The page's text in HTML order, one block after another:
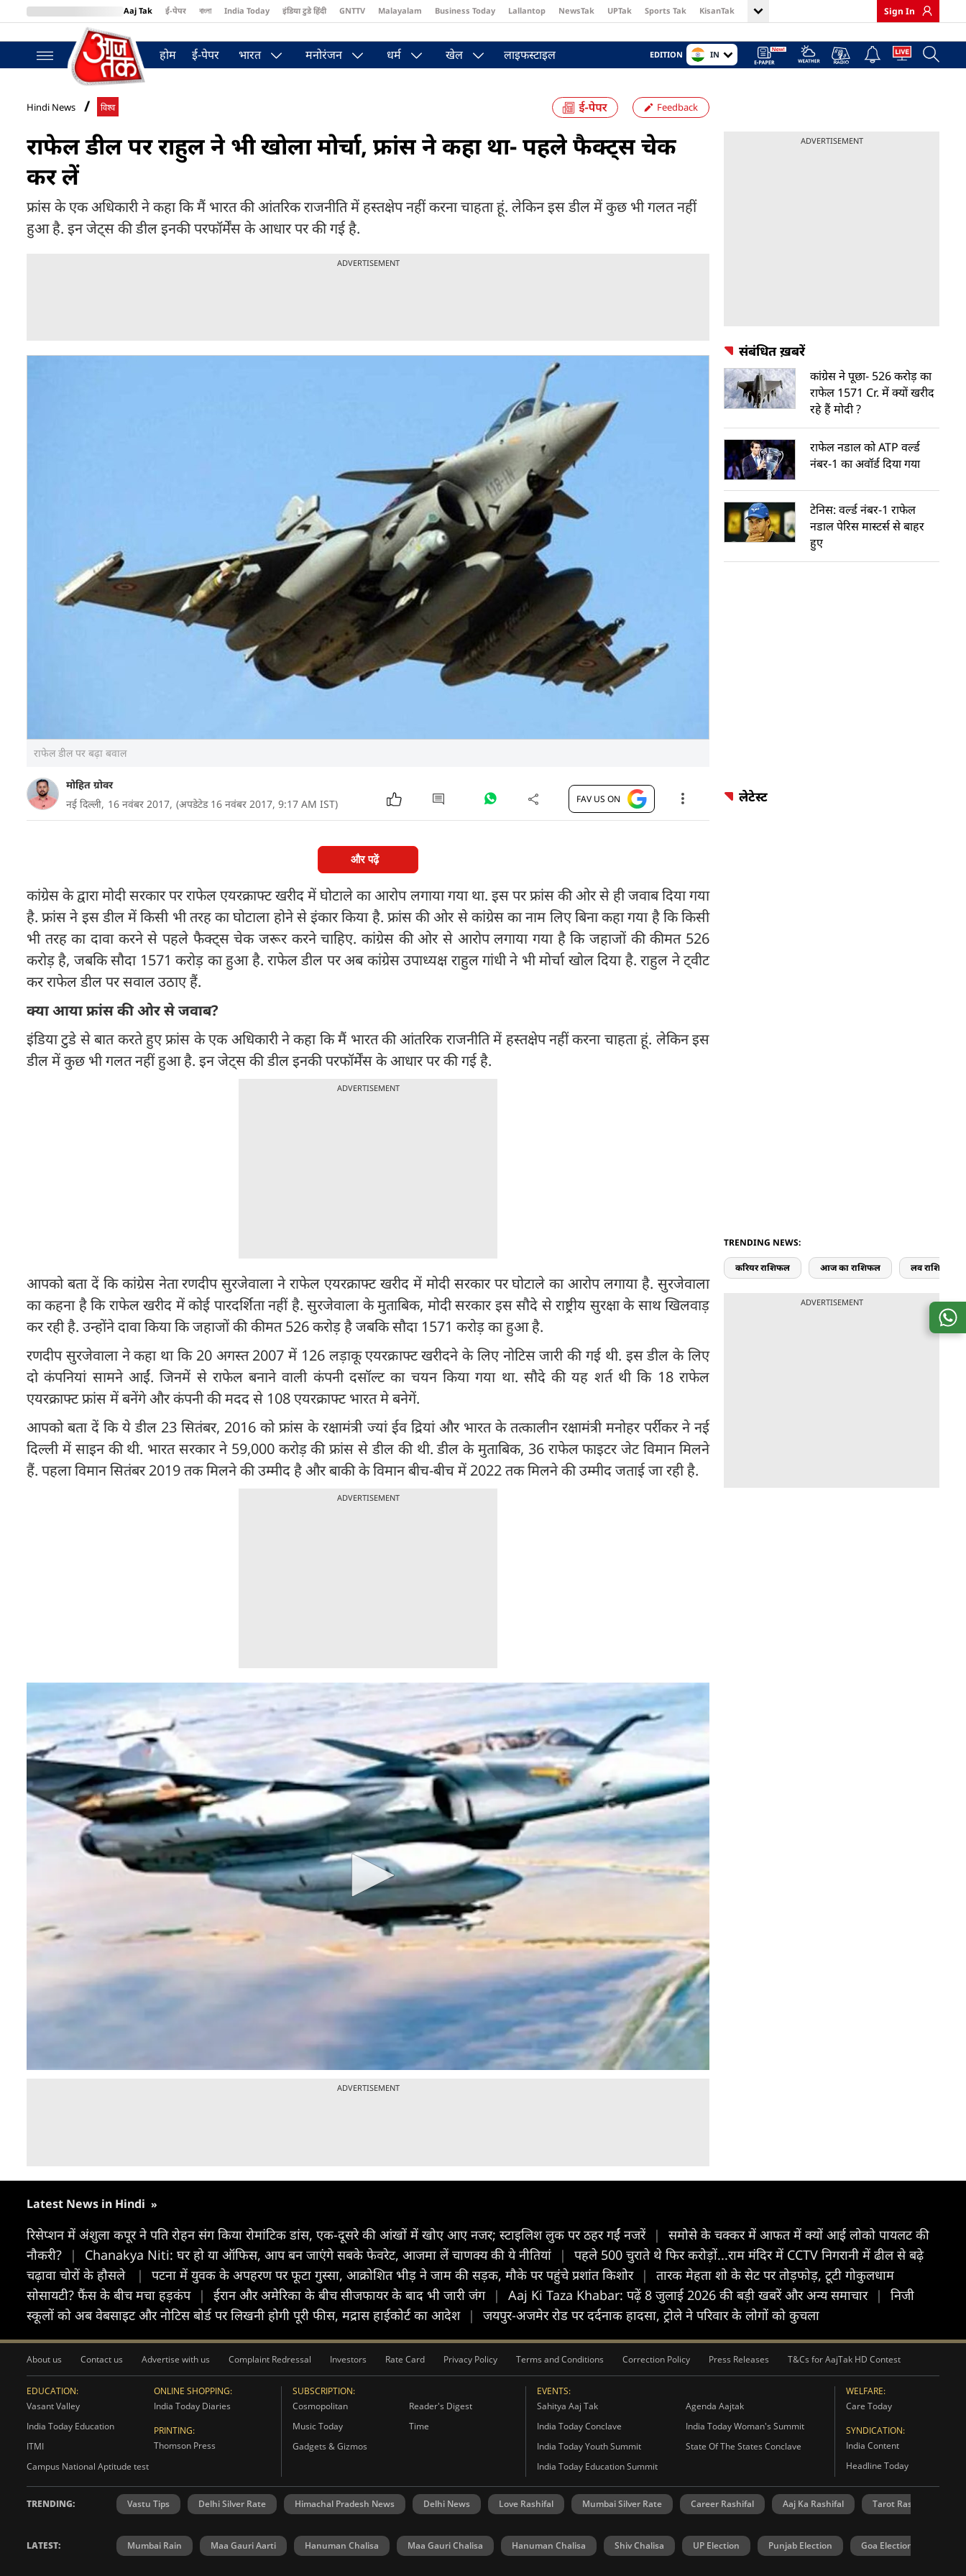
Aaj Tak ई-पेपर বাংলা India Today इंडिया टुडे हिंदी GNTTV Malayalam Business Today Lallantop NewsTak UPTak Sports Tak KisanTak
BT Bazaar
Sign In
होम ई-पेपर भारत मनोरंजन धर्म खेल लाइफस्टाइल EDITION IN
Hindi News विश्व Feedback
राफेल डील पर राहुल ने भी खोला मोर्चा, फ्रांस ने कहा था- पहले फैक्ट्स चेक
कर लें
फ्रांस के एक अधिकारी ने कहा कि मैं भारत की आंतरिक राजनीति में हस्तक्षेप नहीं करना चाहता हूं. लेकिन इस डील में कुछ भी गलत नहीं
हुआ है. इन जेट्स की डील इनकी परफॉर्मेंस के आधार पर की गई है.
ADVERTISEMENT
राफेल डील पर बढ़ा बवाल
मोहित ग्रोवर
नई दिल्ली, 16 नवंबर 2017, (अपडेटेड 16 नवंबर 2017, 9:17 AM IST) FAV US ON
और पढ़ें
कांग्रेस के द्वारा मोदी सरकार पर राफेल एयरक्राफ्ट खरीद में घोटाले का आरोप लगाया गया था. इस पर फ्रांस की ओर से ही जवाब दिया गया
है. फ्रांस ने इस डील में किसी भी तरह का घोटाला होने से इंकार किया है. फ्रांस की ओर से कांग्रेस का नाम लिए बिना कहा गया है कि किसी
भी तरह का दावा करने से पहले फैक्ट्स चेक जरूर करने चाहिए. कांग्रेस की ओर से आरोप लगाया गया है कि जहाजों की कीमत 526
करोड़ है, जबकि सौदा 1571 करोड़ का हुआ है. राफेल डील पर अब कांग्रेस उपाध्यक्ष राहुल गांधी ने भी मोर्चा खोल दिया है. राहुल ने ट्वीट
कर राफेल डील पर सवाल उठाए हैं.
क्या आया फ्रांस की ओर से जवाब?
इंडिया टुडे से बात करते हुए फ्रांस के एक अधिकारी ने कहा कि मैं भारत की आंतरिक राजनीति में हस्तक्षेप नहीं करना चाहता हूं. लेकिन इस
डील में कुछ भी गलत नहीं हुआ है. इन जेट्स की डील इनकी परफॉर्मेंस के आधार पर की गई है.
ADVERTISEMENT
आपको बता दें कि कांग्रेस नेता रणदीप सुरजेवाला ने राफेल एयरक्राफ्ट खरीद में मोदी सरकार पर घोटाले का आरोप लगाया है. सुरजेवाला
का कहना है कि राफेल खरीद में कोई पारदर्शिता नहीं है. सुरजेवाला के मुताबिक, मोदी सरकार इस सौदे से राष्ट्रीय सुरक्षा के साथ खिलवाड़
कर रही है. उन्होंने दावा किया कि जहाजों की कीमत 526 करोड़ है जबकि सौदा 1571 करोड़ का हुआ है.
रणदीप सुरजेवाला ने कहा था कि 20 अगस्त 2007 में 126 लड़ाकू एयरक्राफ्ट खरीदने के लिए नोटिस जारी की गई थी. इस डील के लिए
दो कंपनियां सामने आईं. जिनमें से राफेल बनाने वाली कंपनी दसॉल्ट का चयन किया गया था. सौदे की यह शर्त थी कि 18 राफेल
एयरक्राफ्ट फ्रांस में बनेंगे और कंपनी की मदद से 108 एयरक्राफ्ट भारत मे बनेगें.
आपको बता दें कि ये डील 23 सितंबर, 2016 को फ्रांस के रक्षामंत्री ज्यां ईव द्रियां और भारत के तत्कालीन रक्षामंत्री मनोहर पर्रीकर ने नई
दिल्ली में साइन की थी. भारत सरकार ने 59,000 करोड़ की फ्रांस से डील की थी. डील के मुताबिक, 36 राफेल फाइटर जेट विमान मिलने
हैं. पहला विमान सितंबर 2019 तक मिलने की उम्मीद है और बाकी के विमान बीच-बीच में 2022 तक मिलने की उम्मीद जताई जा रही है.
ADVERTISEMENT
ADVERTISEMENT
ADVERTISEMENT
संबंधित ख़बरें
कांग्रेस ने पूछा- 526 करोड़ का
राफेल 1571 Cr. में क्यों खरीद
रहे हैं मोदी ?
राफेल नडाल को ATP वर्ल्ड
नंबर-1 का अवॉर्ड दिया गया
टेनिस: वर्ल्ड नंबर-1 राफेल
नडाल पेरिस मास्टर्स से बाहर
हुए
लेटेस्ट
TRENDING NEWS:
करियर राशिफल आज का राशिफल लव राशिफल
ADVERTISEMENT
Latest News in Hindi »
रिसेप्शन में अंशुला कपूर ने पति रोहन संग किया रोमांटिक डांस, एक-दूसरे की आंखों में खोए आए नजर; स्टाइलिश लुक पर ठहर गईं नजरें |
समोसे के चक्कर में आफत में क्यों आई लोको पायलट की
नौकरी?
| Chanakya Niti: घर हो या ऑफिस, आप बन जाएंगे सबके फेवरेट, आजमा लें चाणक्य की ये नीतियां |
पहले 500 चुराते थे फिर करोड़ों...राम मंदिर में CCTV निगरानी में ढील से बढ़े
चढ़ावा चोरों के हौसले
| पटना में युवक के अपहरण पर फूटा गुस्सा, आक्रोशित भीड़ ने जाम की सड़क, मौके पर पहुंचे प्रशांत किशोर |
तारक मेहता शो के सेट पर तोड़फोड़, टूटी गोकुलधाम
सोसायटी? फैंस के बीच मचा हड़कंप | ईरान और अमेरिका के बीच सीजफायर के बाद भी जारी जंग | Aaj Ki Taza Khabar: पढ़ें 8 जुलाई 2026 की बड़ी खबरें और अन्य समाचार |
न‍िजी
स्कूलों को अब वेबसाइट और नोटिस बोर्ड पर लिखनी होगी पूरी फीस, मद्रास हाईकोर्ट का आदेश | जयपुर-अजमेर रोड पर दर्दनाक हादसा, ट्रोले ने परिवार के लोगों को कुचला
About us Contact us Advertise with us Complaint Redressal Investors Rate Card Privacy Policy Terms and Conditions Correction Policy Press Releases T&Cs for AajTak HD Contest
EDUCATION:
Vasant Valley
India Today Education
ITMI
Campus National Aptitude test
ONLINE SHOPPING:
India Today Diaries
PRINTING:
Thomson Press
SUBSCRIPTION:
Cosmopolitan
Reader's Digest
Music Today
Time
Gadgets & Gizmos
EVENTS:
Sahitya Aaj Tak
Agenda Aajtak
India Today Conclave
India Today Woman's Summit
India Today Youth Summit
State Of The States Conclave
India Today Education Summit
WELFARE:
Care Today
SYNDICATION:
India Content
Headline Today
TRENDING: Vastu Tips Delhi Silver Rate Himachal Pradesh News Delhi News Love Rashifal Mumbai Silver Rate Career Rashifal Aaj Ka Rashifal Tarot Rashifal
LATEST: Mumbai Rain Maa Gauri Aarti Hanuman Chalisa Maa Gauri Chalisa Hanuman Chalisa Shiv Chalisa UP Election Punjab Election Goa Election